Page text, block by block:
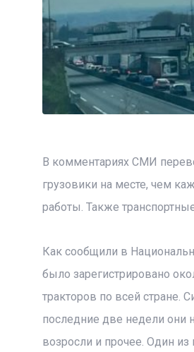
В комментариях СМИ
грузовики на месте, чем
работы. Также
Как сообщили в
было зарегистрировано
тракторов по всей стране.
последние две недели они
возросли и прочее. Один